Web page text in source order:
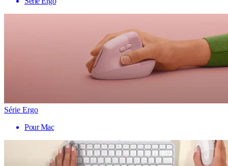
Série Ergo
Pour Mac